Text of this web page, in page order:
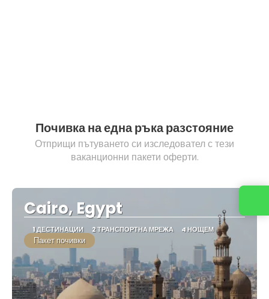
Почивка на една ръка разстояние
Отприщи пътуването си изследовател с тези
ваканционни пакети оферти.
Cairo, Egypt
1 ДЕСТИНАЦИИ 2 ТРАНСПОРТНА МРЕЖА 4 НОЩЕМ
Пакет почивки